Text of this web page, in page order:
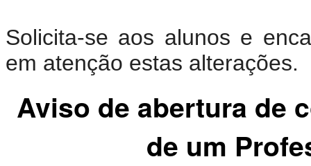
Solicita-se aos alunos e
em atenção estas alterações.
Aviso de abertura de
de um